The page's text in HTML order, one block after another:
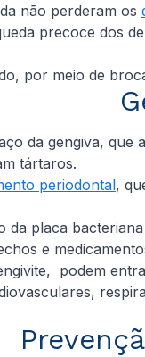
não perderam os
precoce dos
por meio de
da gengiva,
tártaros.
periodontal,
placa
e
podem